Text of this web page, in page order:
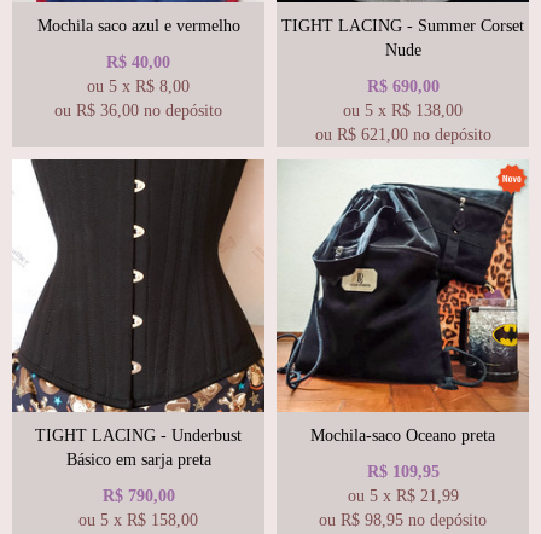
Mochila saco azul e vermelho
R$ 40,00
ou 5 x R$ 8,00
ou R$ 36,00 no depósito
TIGHT LACING - Summer Corset
Nude
R$ 690,00
ou 5 x R$ 138,00
ou R$ 621,00 no depósito
TIGHT LACING - Underbust
Básico em sarja preta
R$ 790,00
ou 5 x R$ 158,00
Mochila-saco Oceano preta
R$ 109,95
ou 5 x R$ 21,99
ou R$ 98,95 no depósito